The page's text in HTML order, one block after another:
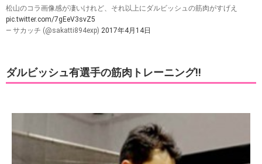
松山のコラ画像感が凄いけれど、それ以上にダルビッシュの筋肉がすげえ
pic.twitter.com/7gEeV3svZ5
— サカッチ (@sakatti894exp) 2017年4月14日
ダルビッシュ有選手の筋肉トレーニング!!